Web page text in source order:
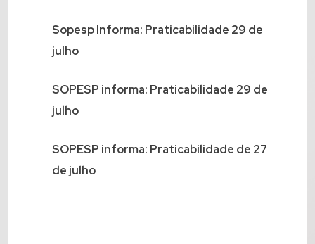
Sopesp Informa: Praticabilidade 29 de
julho
SOPESP informa: Praticabilidade 29 de
julho
SOPESP informa: Praticabilidade de 27
de julho